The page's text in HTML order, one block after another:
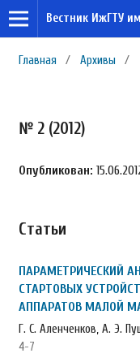
Вестник ИжГТУ
Главная / Архивы /
№ 2 (2012)
Опубликован:
Статьи
ПАРАМЕТРИЧЕСКИЙ
СТАРТОВЫХ
АППАРАТОВ МАЛОЙ
Г. С. Аленченков, А. Э.
4-7